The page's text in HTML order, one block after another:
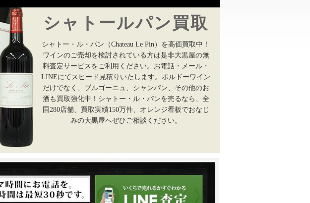
シャトールパン買取
シャトー・ル・パン（Chateau Le Pin）を高価買取中！
ワインのご売却を検討されている方は是非大黒屋の無
料査定サービスをご利用ください。お電話・メール・
LINEにてスピード見積りいたします。ボルドーワイン
だけでなく、ブルゴーニュ、シャンパン、その他のお
酒も買取強化中！シャトー・ル・パンを売るなら、全
国280店舗、買取実績150万件、オレンジ看板でおなじ
みの大黒屋へぜひご相談ください。